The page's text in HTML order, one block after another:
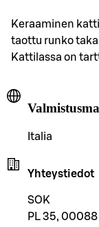
Keraaminen
taottu runko
Kattilassa on
Italia
Yhteystiedot
SOK
PL 35,